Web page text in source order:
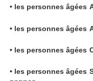
Outil de fusion des
Accessoires de
pannes
• les personnes âgées
250, 315 et 400)